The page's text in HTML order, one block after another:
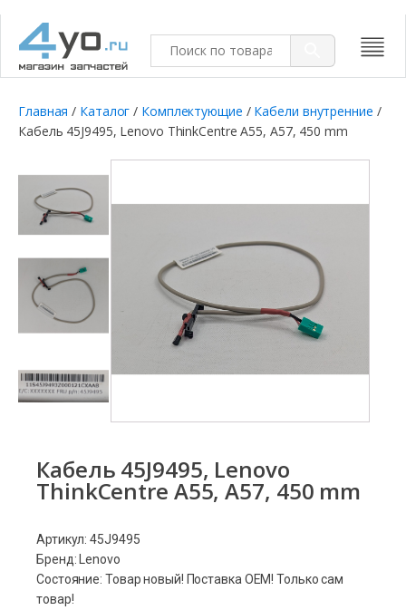
Главная / Каталог / Комплектующие / Кабели внутренние /
Кабель 45J9495, Lenovo ThinkCentre A55, A57, 450 mm
Кабель 45J9495, Lenovo
ThinkCentre A55, A57, 450 mm
Артикул: 45J9495
Бренд: Lenovo
Состояние: Товар новый! Поставка ОЕМ! Только сам
товар!